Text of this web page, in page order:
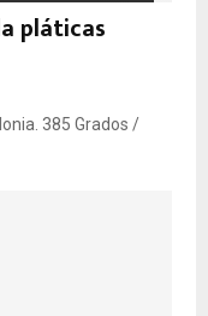
pláticas
385 Grados /